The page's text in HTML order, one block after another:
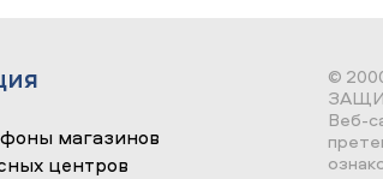
магазинов
центров
©
Веб-